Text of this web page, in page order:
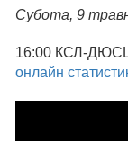
Субота, 9
16:00 КСЛ-ДЮСШ
онлайн